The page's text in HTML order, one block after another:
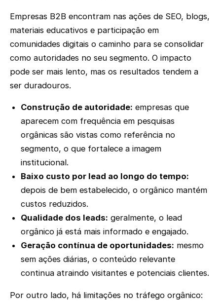
Empresas B2B encontram nas ações de SEO, blogs,
materiais educativos e participação em
comunidades digitais o caminho para se consolidar
como autoridades no seu segmento. O impacto
pode ser mais lento, mas os resultados tendem a
ser duradouros.
Construção de autoridade: empresas que
aparecem com frequência em pesquisas
orgânicas são vistas como referência no
segmento, o que fortalece a imagem
institucional.
Baixo custo por lead ao longo do tempo:
depois de bem estabelecido, o orgânico mantém
custos reduzidos.
Qualidade dos leads: geralmente, o lead
orgânico já está mais informado e engajado.
Geração contínua de oportunidades: mesmo
sem ações diárias, o conteúdo relevante
continua atraindo visitantes e potenciais clientes.
Por outro lado, há limitações no tráfego orgânico: